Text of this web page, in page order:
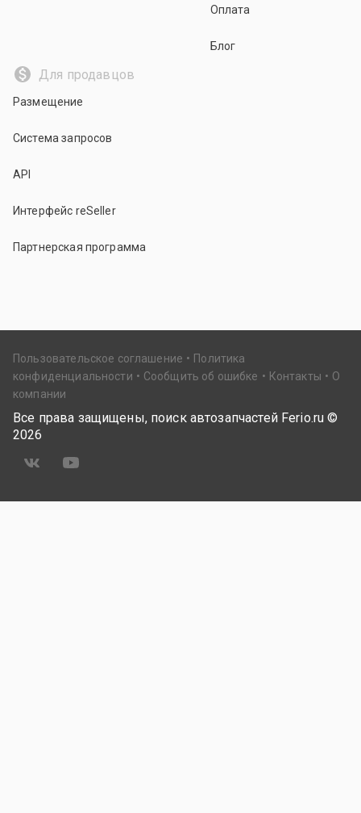
Оплата
Блог
Для продавцов
Размещение
Система запросов
API
Интерфейс reSeller
Партнерская программа
Пользовательское соглашение
Политика
конфиденциальности
Сообщить об ошибке Контакты
О
компании
Все права защищены, поиск автозапчастей Ferio.ru ©
2026